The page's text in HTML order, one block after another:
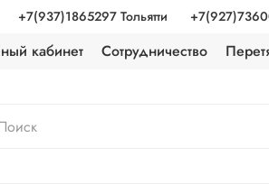
+7(937)1865297 Тольятти
кабинет Сотрудничество